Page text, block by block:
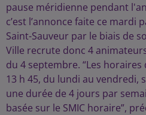
pause méridienne pendant
c’est l’annonce faite ce mardi
Saint-Sauveur par le biais de
Ville recrute donc 4
du 4 septembre. “Les
13 h 45, du lundi au vendredi,
une durée de 4 jours par
basée sur le SMIC horaire”,